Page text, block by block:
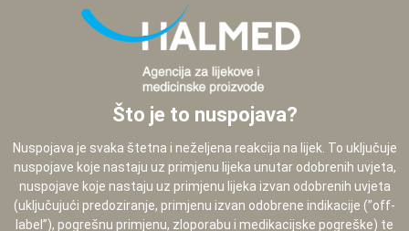
Što je to nuspojava?
Nuspojava je svaka štetna i neželjena reakcija na lijek. To uključuje
nuspojave koje nastaju uz primjenu lijeka unutar odobrenih uvjeta,
nuspojave koje nastaju uz primjenu lijeka izvan odobrenih uvjeta
(uključujući predoziranje, primjenu izvan odobrene indikacije (”off-
label”), pogrešnu primjenu, zloporabu i medikacijske pogreške) te